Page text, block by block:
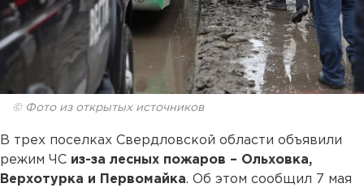
© Фото из открытых источников
В трех поселках Свердловской области объявили
режим ЧС из-за лесных пожаров – Ольховка,
Верхотурка и Первомайка. Об этом сообщил 7 мая